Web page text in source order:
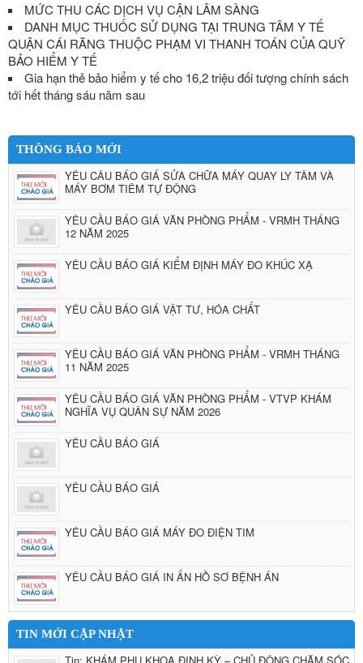
MỨC THU CÁC DỊCH VỤ CẬN LÂM SÀNG
DANH MỤC THUỐC SỬ DỤNG TẠI TRUNG TÂM Y TẾ
QUẬN CÁI RĂNG THUỘC PHẠM VI THANH TOÁN CỦA QUỸ
BẢO HIỂM Y TẾ
Gia hạn thẻ bảo hiểm y tế cho 16,2 triệu đối tượng chính sách
tới hết tháng sáu năm sau
THÔNG BÁO MỚI
YÊU CẦU BÁO GIÁ SỬA CHỮA MÁY QUAY LY TÂM VÀ
MÁY BƠM TIÊM TỰ ĐỘNG
YÊU CẦU BÁO GIÁ VĂN PHÒNG PHẨM - VRMH THÁNG
12 NĂM 2025
YÊU CẦU BÁO GIÁ KIỂM ĐỊNH MÁY ĐO KHÚC XẠ
YÊU CẦU BÁO GIÁ VẬT TƯ, HÓA CHẤT
YÊU CẦU BÁO GIÁ VĂN PHÒNG PHẨM - VRMH THÁNG
11 NĂM 2025
YÊU CẦU BÁO GIÁ VĂN PHÒNG PHẨM - VTVP KHÁM
NGHĨA VỤ QUÂN SỰ NĂM 2026
YÊU CẦU BÁO GIÁ
YÊU CẦU BÁO GIÁ
YÊU CẦU BÁO GIÁ MÁY ĐO ĐIỆN TIM
YÊU CẦU BÁO GIÁ IN ẤN HỒ SƠ BỆNH ÁN
TIN MỚI CẬP NHẬT